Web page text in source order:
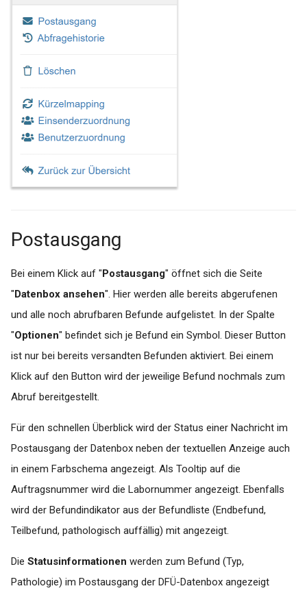
Postausgang
Bei einem Klick auf "Postausgang" öffnet sich die Seite
"Datenbox ansehen". Hier werden alle bereits abgerufenen
und alle noch abrufbaren Befunde aufgelistet. In der Spalte
"Optionen" befindet sich je Befund ein Symbol. Dieser Button
ist nur bei bereits versandten Befunden aktiviert. Bei einem
Klick auf den Button wird der jeweilige Befund nochmals zum
Abruf bereitgestellt.
Für den schnellen Überblick wird der Status einer Nachricht im
Postausgang der Datenbox neben der textuellen Anzeige auch
in einem Farbschema angezeigt. Als Tooltip auf die
Auftragsnummer wird die Labornummer angezeigt. Ebenfalls
wird der Befundindikator aus der Befundliste (Endbefund,
Teilbefund, pathologisch auffällig) mit angezeigt.
Die Statusinformationen werden zum Befund (Typ,
Pathologie) im Postausgang der DFÜ-Datenbox angezeigt